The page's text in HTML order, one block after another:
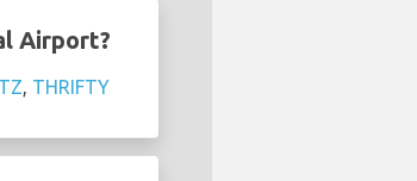
Airport?
, THRIFTY